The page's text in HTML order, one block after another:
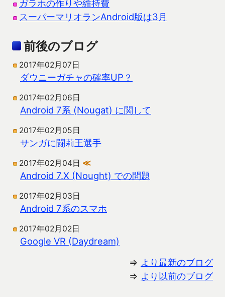
ガラホの作りや維持費
スーパーマリオランAndroid版は3月
前後のブログ
2017年02月07日
ダウニーガチャの確率UP？
2017年02月06日
Android 7系 (Nougat) に関して
2017年02月05日
サンガに闘莉王選手
2017年02月04日 ≪
Android 7.X (Nought) での問題
2017年02月03日
Android 7系のスマホ
2017年02月02日
Google VR (Daydream)
⇒ より最新のブログ
⇒ より以前のブログ